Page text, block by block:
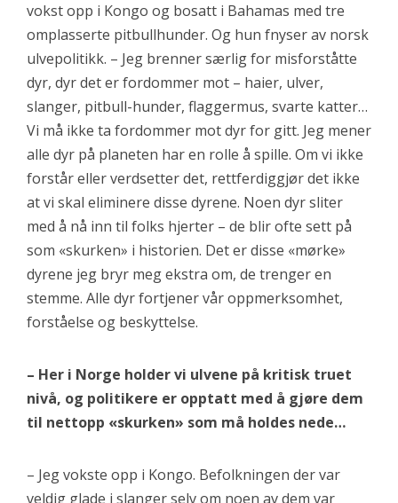
vokst opp i Kongo og bosatt i Bahamas med tre
omplasserte pitbullhunder. Og hun fnyser av norsk
ulvepolitikk. – Jeg brenner særlig for misforståtte
dyr, dyr det er fordommer mot – haier, ulver,
slanger, pitbull-hunder, flaggermus, svarte katter…
Vi må ikke ta fordommer mot dyr for gitt. Jeg mener
alle dyr på planeten har en rolle å spille. Om vi ikke
forstår eller verdsetter det, rettferdiggjør det ikke
at vi skal eliminere disse dyrene. Noen dyr sliter
med å nå inn til folks hjerter – de blir ofte sett på
som «skurken» i historien. Det er disse «mørke»
dyrene jeg bryr meg ekstra om, de trenger en
stemme. Alle dyr fortjener vår oppmerksomhet,
forståelse og beskyttelse.
– Her i Norge holder vi ulvene på kritisk truet
nivå, og politikere er opptatt med å gjøre dem
til nettopp «skurken» som må holdes nede…
– Jeg vokste opp i Kongo. Befolkningen der var
veldig glade i slanger selv om noen av dem var